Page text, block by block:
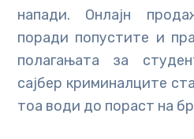
напади. Онлајн
поради попустите и
полагањата за
сајбер криминалците
тоа води до пораст на